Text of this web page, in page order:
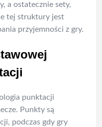
a ostatecznie sety,
tej struktury jest
przyjemności z gry.
punktacji
Punkty są
podczas gdy gry